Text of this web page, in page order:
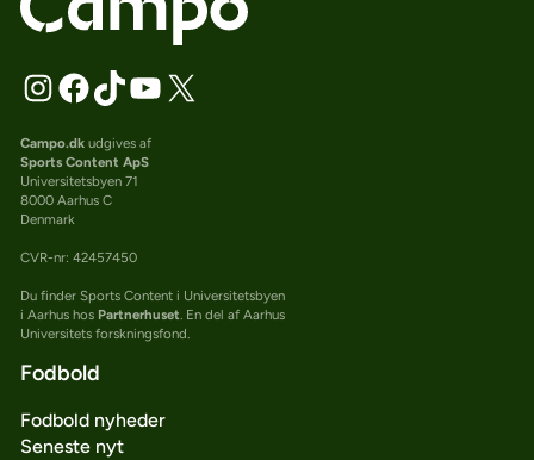
Campo.dkudgives af
Sports Content ApS
Universitetsbyen 71
8000 Aarhus C
Denmark
CVR-nr: 42457450
Du finder Sports Content i Universitetsbyen
i Aarhus hos Partnerhuset. En del af Aarhus
Universitets forskningsfond.
Fodbold
Fodbold nyheder
Seneste nyt